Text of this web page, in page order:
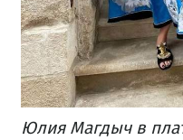
Юлия Магдыч в